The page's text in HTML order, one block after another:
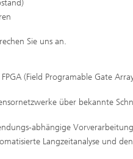
Sie uns an.
(Field Programable Gate
über bekannte
abhängige
Langzeitanalyse und